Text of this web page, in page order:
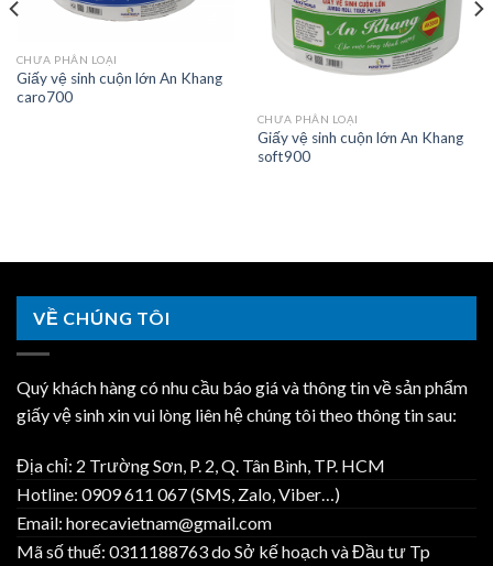
CHƯA PHÂN LOẠI
Giấy vệ sinh cuộn lớn An Khang
caro700
CHƯA PHÂN LOẠI
Giấy vệ sinh cuộn lớn An Khang
soft900
VỀ CHÚNG TÔI
Quý khách hàng có nhu cầu báo giá và thông tin về sản phẩm
giấy vệ sinh xin vui lòng liên hệ chúng tôi theo thông tin sau:
Địa chỉ: 2 Trường Sơn, P. 2, Q. Tân Bình, TP. HCM
Hotline: 0909 611 067 (SMS, Zalo, Viber…)
Email: horecavietnam@gmail.com
Mã số thuế: 0311188763 do Sở kế hoạch và Đầu tư Tp